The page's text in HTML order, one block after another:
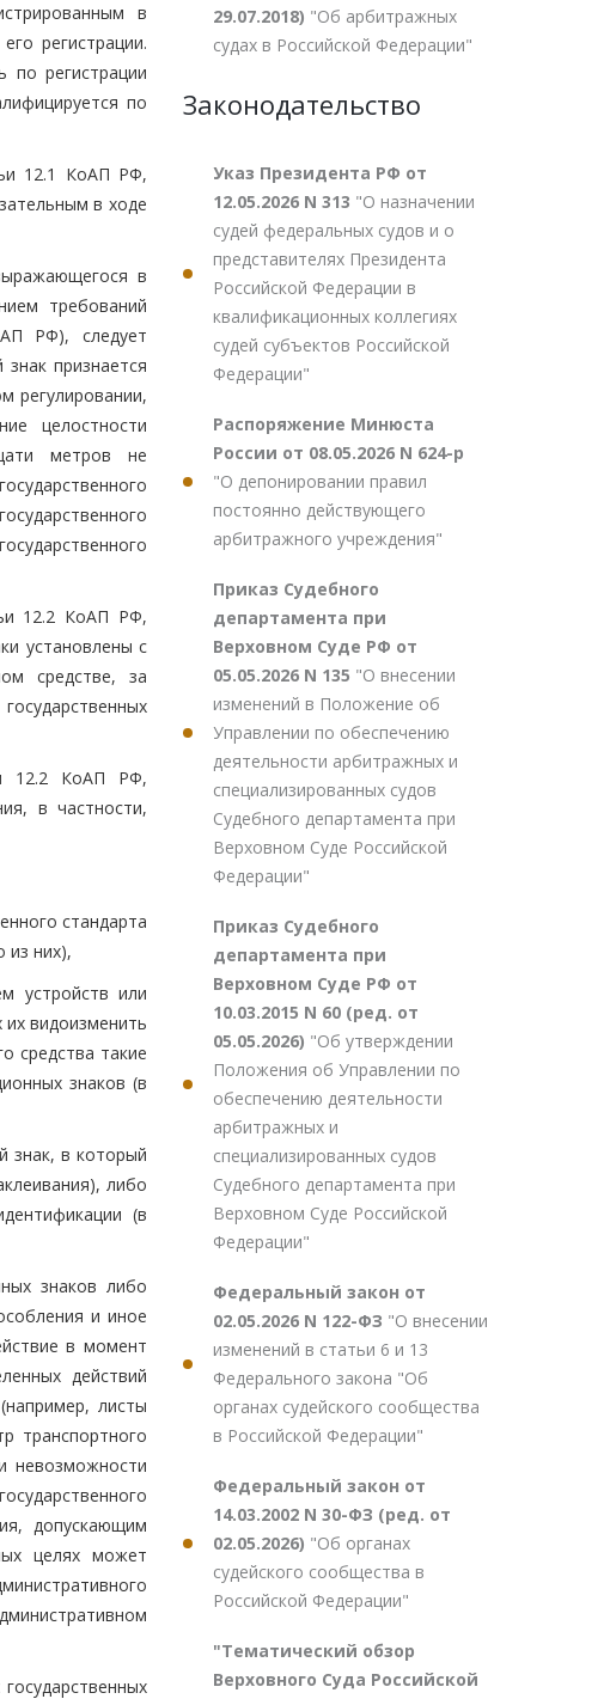
в
регистрации.
по регистрации
по
12.1 КоАП РФ,
в ходе
в
требований
РФ), следует
признается
регулировании,
целостности
метров не
12.2 КоАП РФ,
установлены с
средстве, за
12.2 КоАП РФ,
в частности,
стандарта
из них),
устройств или
видоизменить
средства такие
знаков (в
знак, в который
либо
(в
знаков либо
и иное
в момент
действий
листы
транспортного
невозможности
допускающим
целях может
29.07.2018) "Об арбитражных
судах в Российской Федерации"
Законодательство
Указ Президента РФ от
12.05.2026 N 313 "О назначении
судей федеральных судов и о
представителях Президента
Российской Федерации в
квалификационных коллегиях
судей субъектов Российской
Федерации"
Распоряжение Минюста
России от 08.05.2026 N 624-р
"О депонировании правил
постоянно действующего
арбитражного учреждения"
Приказ Судебного
департамента при
Верховном Суде РФ от
05.05.2026 N 135 "О внесении
изменений в Положение об
Управлении по обеспечению
деятельности арбитражных и
специализированных судов
Судебного департамента при
Верховном Суде Российской
Федерации"
Приказ Судебного
департамента при
Верховном Суде РФ от
10.03.2015 N 60 (ред. от
05.05.2026) "Об утверждении
Положения об Управлении по
обеспечению деятельности
арбитражных и
специализированных судов
Судебного департамента при
Верховном Суде Российской
Федерации"
Федеральный закон от
02.05.2026 N 122-ФЗ "О внесении
изменений в статьи 6 и 13
Федерального закона "Об
органах судейского сообщества
в Российской Федерации"
Федеральный закон от
14.03.2002 N 30-ФЗ (ред. от
02.05.2026) "Об органах
судейского сообщества в
Российской Федерации"
"Тематический обзор
Верховного Суда Российской